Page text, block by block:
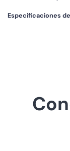
Especificaciones